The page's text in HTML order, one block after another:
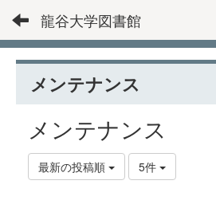
龍谷大学図書館
メンテナンス
メンテナンス
最新の投稿順 5件